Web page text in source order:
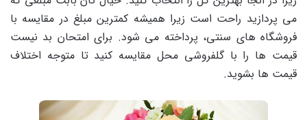
می پردازید راحت است زیرا همیشه کمترین مبلغ در مقایسه با
فروشگاه های سنتی، پرداخته می شود. برای امتحان بد نیست
قیمت ها را با گلفروشی محل مقایسه کنید تا متوجه اختلاف
قیمت ها بشوید.